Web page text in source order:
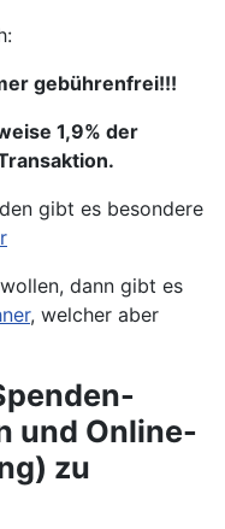
gebührenfrei!!!
1,9% der
gibt es besondere
dann gibt es
, welcher aber
und Online-
zu